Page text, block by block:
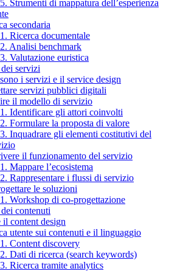
Strumenti di mappatura dell’esperienza
secondaria
Ricerca documentale
Analisi benchmark
Valutazione euristica
servizi
i servizi e il service design
servizi pubblici digitali
il modello di servizio
Identificare gli attori coinvolti
Formulare la proposta di valore
Inquadrare gli elementi costitutivi del
il funzionamento del servizio
Mappare l’ecosistema
Rappresentare i flussi di servizio
le soluzioni
Workshop di co-progettazione
contenuti
il content design
utente sui contenuti e il linguaggio
Content discovery
Dati di ricerca (search keywords)
Ricerca tramite analytics